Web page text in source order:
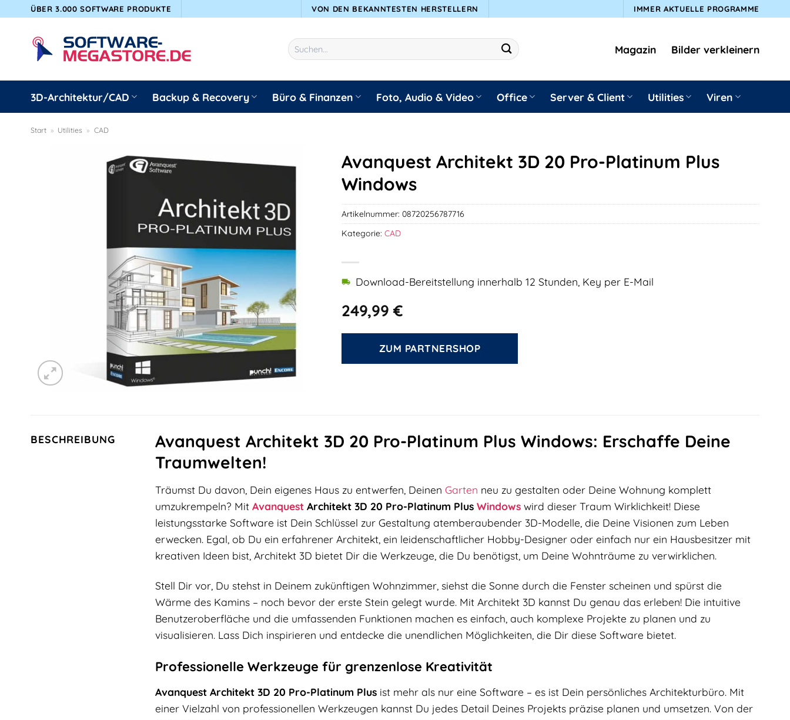
springen
ÜBER 3.000 SOFTWARE PRODUKTE VON DEN BEKANNTESTEN HERSTELLERN IMMER AKTUELLE PROGRAMME
Suchen
nach:
Magazin Bilder verkleinern
3D-Architektur/CAD Backup & Recovery Büro & Finanzen Foto, Audio & Video Office Server & Client Utilities Viren
Start » Utilities » CAD
Avanquest Architekt 3D 20 Pro-Platinum Plus
Windows
249,99€
Download-Bereitstellung innerhalb 12 Stunden, Key per E-Mail
ZUM PARTNERSHOP
Artikelnummer:08720256787716
Kategorie:CAD
BESCHREIBUNG
Avanquest Architekt 3D 20 Pro-Platinum Plus Windows: Erschaffe Deine
Traumwelten!
Träumst Du davon, Dein eigenes Haus zu entwerfen, Deinen Garten neu zu gestalten oder Deine Wohnung komplett
umzukrempeln? Mit AvanquestArchitekt 3D 20 Pro-Platinum Plus Windowswird dieser Traum Wirklichkeit! Diese
leistungsstarke Software ist Dein Schlüssel zur Gestaltung atemberaubender 3D-Modelle, die Deine Visionen zum Leben
erwecken. Egal, ob Du ein erfahrener Architekt, ein leidenschaftlicher Hobby-Designer oder einfach nur ein Hausbesitzer mit
kreativen Ideen bist, Architekt 3D bietet Dir die Werkzeuge, die Du benötigst, um Deine Wohnträume zu verwirklichen.
Stell Dir vor, Du stehst in Deinem zukünftigen Wohnzimmer, siehst die Sonne durch die Fenster scheinen und spürst die
Wärme des Kamins – noch bevor der erste Stein gelegt wurde. Mit Architekt 3D kannst Du genau das erleben! Die intuitive
Benutzeroberfläche und die umfassenden Funktionen machen es einfach, auch komplexe Projekte zu planen und zu
visualisieren. Lass Dich inspirieren und entdecke die unendlichen Möglichkeiten, die Dir diese Software bietet.
Professionelle Werkzeuge für grenzenlose Kreativität
Avanquest Architekt 3D 20 Pro-Platinum Plusist mehr als nur eine Software – es ist Dein persönliches Architekturbüro. Mit
einer Vielzahl von professionellen Werkzeugen kannst Du jedes Detail Deines Projekts präzise planen und umsetzen. Von der